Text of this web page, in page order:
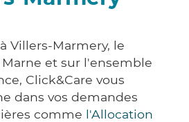
Villers-Marmery, le
et sur l'ensemble
Click&Care vous
dans vos demandes
comme l'Allocation